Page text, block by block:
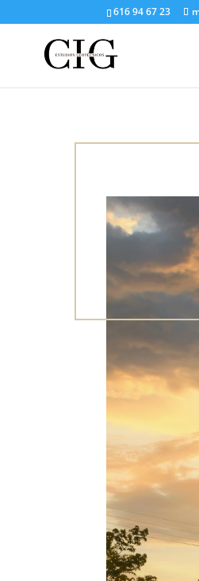
616 94 67 23